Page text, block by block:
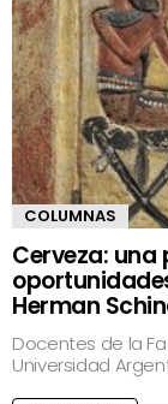
COLUMNAS
Cerveza:
Herman
Docentes de la
Universidad